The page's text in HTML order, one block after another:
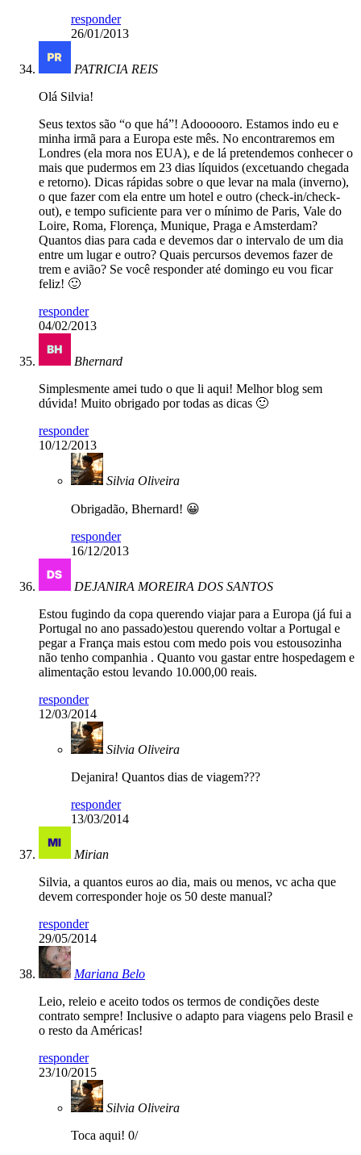
responder
26/01/2013
PATRICIA REIS
Olá Silvia!
Seus textos são “o que há”! Adoooooro. Estamos indo eu e
minha irmã para a Europa este mês. No encontraremos em
Londres (ela mora nos EUA), e de lá pretendemos conhecer o
mais que pudermos em 23 dias líquidos (excetuando chegada
e retorno). Dicas rápidas sobre o que levar na mala (inverno),
o que fazer com ela entre um hotel e outro (check-in/check-
out), e tempo suficiente para ver o mínimo de Paris, Vale do
Loire, Roma, Florença, Munique, Praga e Amsterdam?
Quantos dias para cada e devemos dar o intervalo de um dia
entre um lugar e outro? Quais percursos devemos fazer de
trem e avião? Se você responder até domingo eu vou ficar
feliz! 🙂
responder
04/02/2013
Bhernard
Simplesmente amei tudo o que li aqui! Melhor blog sem
dúvida! Muito obrigado por todas as dicas 🙂
responder
10/12/2013
Silvia Oliveira
Obrigadão, Bhernard! 😀
responder
16/12/2013
DEJANIRA MOREIRA DOS SANTOS
Estou fugindo da copa querendo viajar para a Europa (já fui a
Portugal no ano passado)estou querendo voltar a Portugal e
pegar a França mais estou com medo pois vou estousozinha
não tenho companhia . Quanto vou gastar entre hospedagem e
alimentação estou levando 10.000,00 reais.
responder
12/03/2014
Silvia Oliveira
Dejanira! Quantos dias de viagem???
responder
13/03/2014
Mirian
Silvia, a quantos euros ao dia, mais ou menos, vc acha que
devem corresponder hoje os 50 deste manual?
responder
29/05/2014
Mariana Belo
Leio, releio e aceito todos os termos de condições deste
contrato sempre! Inclusive o adapto para viagens pelo Brasil e
o resto da Américas!
responder
23/10/2015
Silvia Oliveira
Toca aqui! 0/